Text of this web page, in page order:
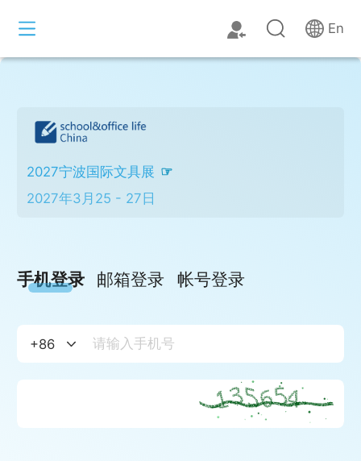
En
2027宁波国际文具展
2027年3月25 - 27日
手机登录 邮箱登录 帐号登录
+86